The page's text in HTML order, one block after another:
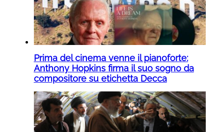
Prima del cinema venne il pianoforte:
Anthony Hopkins firma il suo sogno da
compositore su etichetta Decca